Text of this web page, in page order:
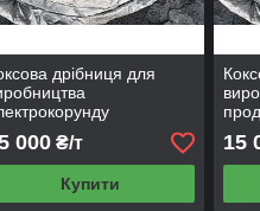
дрібниця для
000₴/т
Купити
15